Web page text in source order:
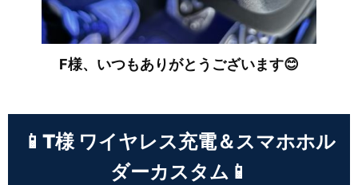
F様、いつもありがとうございます😊
📱T様 ワイヤレス充電＆スマホホル
ダーカスタム📱